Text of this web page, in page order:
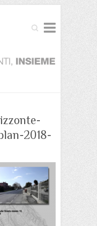
Cerca
2018-